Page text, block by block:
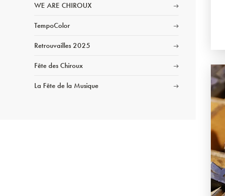
WE ARE CHIROUX
TempoColor
Retrouvailles 2025
Fête des Chiroux
La Fête de la Musique